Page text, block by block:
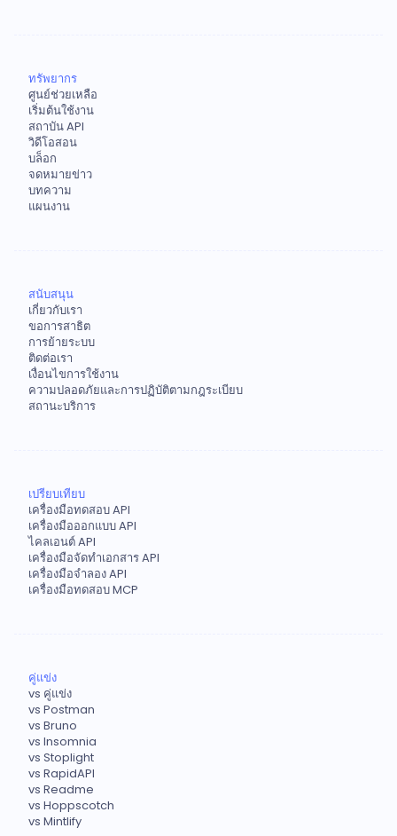
ทรัพยากร
ศูนย์ช่วยเหลือ
เริ่มต้นใช้งาน
สถาบัน API
วิดีโอสอน
บล็อก
จดหมายข่าว
บทความ
แผนงาน
สนับสนุน
เกี่ยวกับเรา
ขอการสาธิต
การย้ายระบบ
ติดต่อเรา
เงื่อนไขการใช้งาน
ความปลอดภัยและการปฏิบัติตามกฎระเบียบ
สถานะบริการ
เปรียบเทียบ
เครื่องมือทดสอบ API
เครื่องมือออกแบบ API
ไคลเอนต์ API
เครื่องมือจัดทำเอกสาร API
เครื่องมือจำลอง API
เครื่องมือทดสอบ MCP
คู่แข่ง
vs คู่แข่ง
vs Postman
vs Bruno
vs Insomnia
vs Stoplight
vs RapidAPI
vs Readme
vs Hoppscotch
vs Mintlify